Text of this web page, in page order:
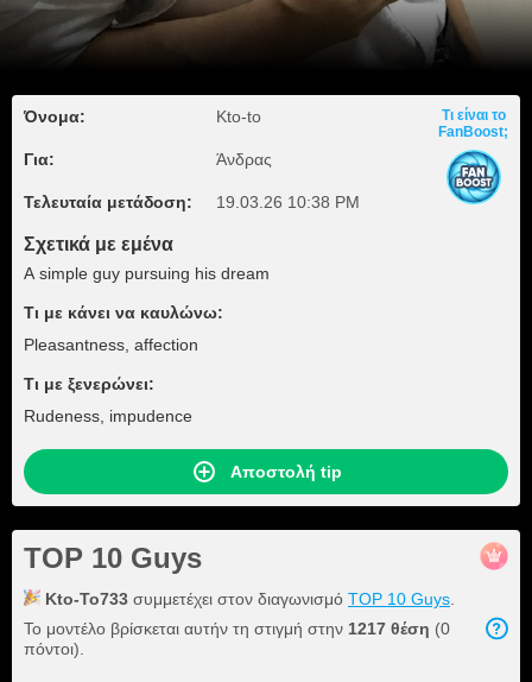
Όνομα: Kto-to
Για: Άνδρας
Τελευταία μετάδοση: 19.03.26 10:38 PM
Τι είναι το
FanBoost;
Σχετικά με εμένα
A simple guy pursuing his dream
Τι με κάνει να καυλώνω:
Pleasantness, affection
Τι με ξενερώνει:
Rudeness, impudence
Αποστολή tip
TOP 10 Guys
Kto-To733 συμμετέχει στον διαγωνισμό TOP 10 Guys
Το μοντέλο βρίσκεται αυτήν τη στιγμή στην 1217 θέση (0
πόντοι).